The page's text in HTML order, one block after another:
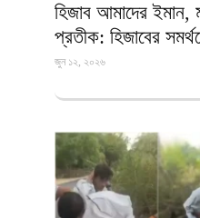
হিজাব আমাদের ইমান,
প্রতীক: হিজাবের
জুন ১২, ২০২৬